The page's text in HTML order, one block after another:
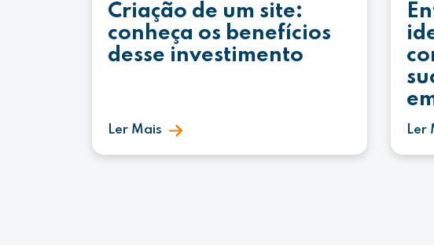
Criação de um site:
conheça os benefícios
desse investimento
Ler Mais Ler